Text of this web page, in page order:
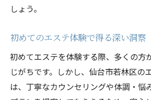
しょう。
初めてのエステ体験で得る深い洞察
初めてエステを体験する際、多くの方
じがちです。しかし、仙台市若林区の
は、丁寧なカウンセリングや体調・悩